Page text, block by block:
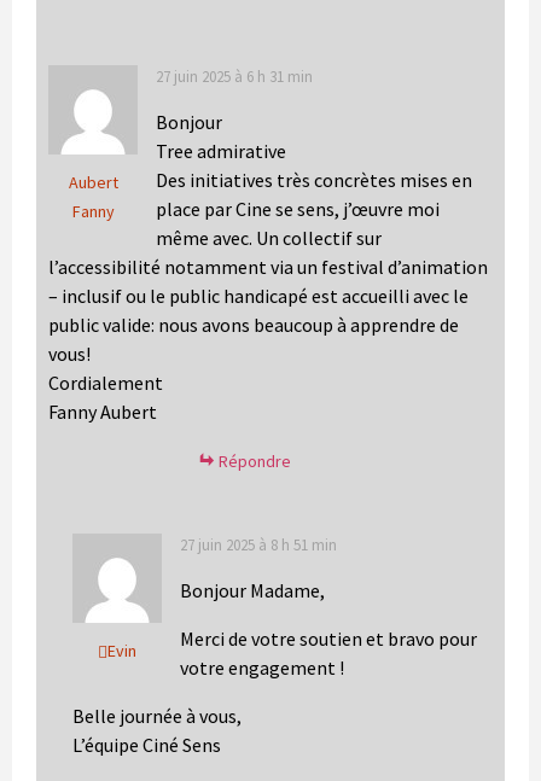
Aubert
Fanny
27 juin 2025 à 6 h 31 min
Bonjour
Tree admirative
Des initiatives très concrètes mises en
place par Cine se sens, j’œuvre moi
même avec. Un collectif sur
l’accessibilité notamment via un festival d’animation
– inclusif ou le public handicapé est accueilli avec le
public valide: nous avons beaucoup à apprendre de
vous!
Cordialement
Fanny Aubert
Répondre
Evin
27 juin 2025 à 8 h 51 min
Bonjour Madame,
Merci de votre soutien et bravo pour
votre engagement !
Belle journée à vous,
L’équipe Ciné Sens